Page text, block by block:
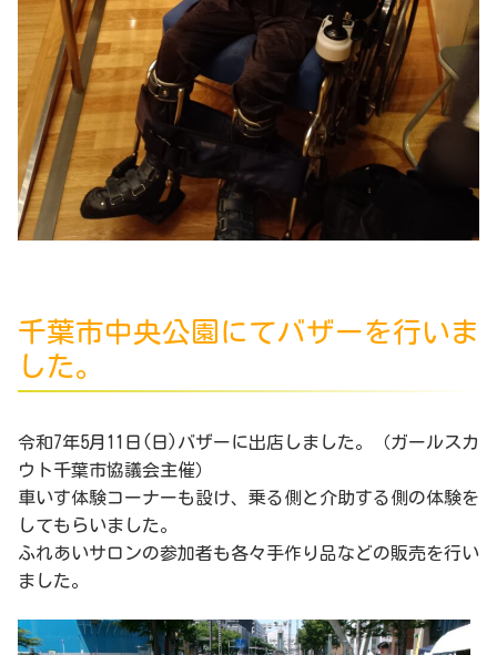
千葉市中央公園にてバザーを行いま
した。
令和7年5月11日(日)バザーに出店しました。（ガールスカ
ウト千葉市協議会主催）
車いす体験コーナーも設け、乗る側と介助する側の体験を
してもらいました。
ふれあいサロンの参加者も各々手作り品などの販売を行い
ました。